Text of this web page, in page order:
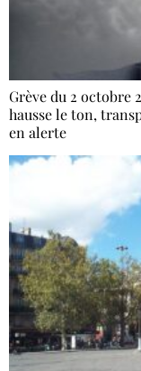
Grève du 2 octobre
hausse le ton,
en alerte